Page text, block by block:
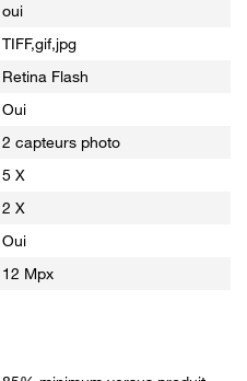
oui
TIFF,gif,jpg
Retina Flash
Oui
2 capteurs photo
5 X
2 X
Oui
12 Mpx